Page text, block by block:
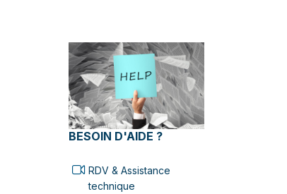
BESOIN D'AIDE ?
RDV & Assistance
technique